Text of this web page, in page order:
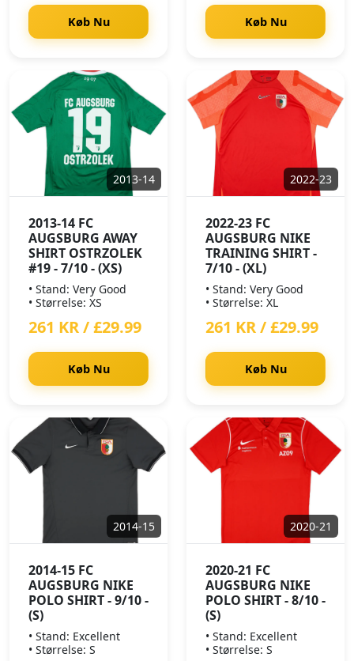
Køb Nu Køb Nu
2013-14
2013-14 FC
AUGSBURG AWAY
SHIRT OSTRZOLEK
#19 - 7/10 - (XS)
• Stand: Very Good
• Størrelse: XS
261 KR / £29.99
Køb Nu
2022-23
2022-23 FC
AUGSBURG NIKE
TRAINING SHIRT -
7/10 - (XL)
• Stand: Very Good
• Størrelse: XL
261 KR / £29.99
Køb Nu
2014-15
2014-15 FC
AUGSBURG NIKE
POLO SHIRT - 9/10 -
(S)
• Stand: Excellent
• Størrelse: S
2020-21
2020-21 FC
AUGSBURG NIKE
POLO SHIRT - 8/10 -
(S)
• Stand: Excellent
• Størrelse: S